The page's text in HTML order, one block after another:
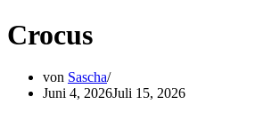
Crocus
von Sascha
Juni 4, 2026Juli 15, 2026